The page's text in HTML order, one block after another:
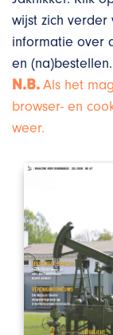
wijst zich
informatie over
en (na)bestellen.
N.B.Als het
browser- en
weer.